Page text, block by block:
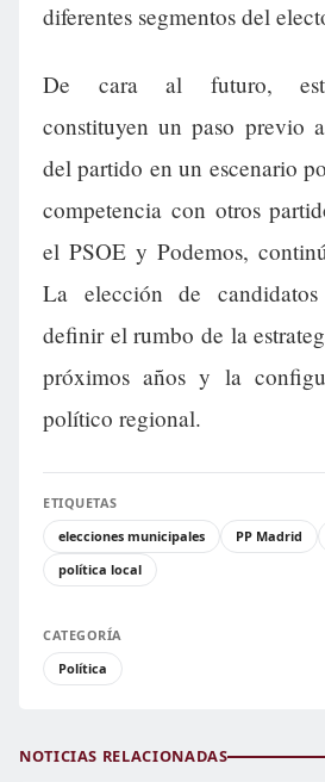
diferentes segmentos del
De cara al futuro,
constituyen un paso previo
del partido en un escenario
competencia con otros
el PSOE y Podemos,
La elección de
definir el rumbo de la
próximos años y la
político regional.
ETIQUETAS
elecciones municipales
PP Madrid
política local
CATEGORÍA
Política
NOTICIAS RELACIONADAS